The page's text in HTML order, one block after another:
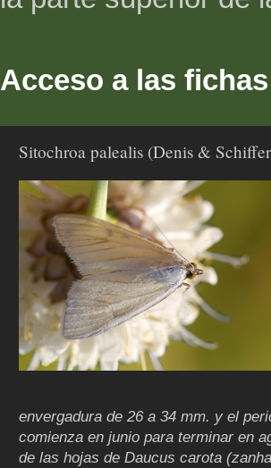
Acceso a las
Sitochroa palealis (Denis &
envergadura de 26 a 34 mm. y el
comienza en junio para terminar en
de las hojas de Daucus carota